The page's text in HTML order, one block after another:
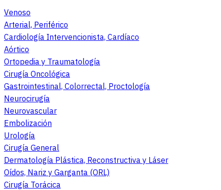
Venoso
Arterial, Periférico
Cardiología Intervencionista, Cardíaco
Aórtico
Ortopedia y Traumatología
Cirugía Oncológica
Gastrointestinal, Colorrectal, Proctología
Neurocirugía
Neurovascular
Embolización
Urología
Cirugía General
Dermatología Plástica, Reconstructiva y Láser
Oídos, Nariz y Garganta (ORL)
Cirugía Torácica